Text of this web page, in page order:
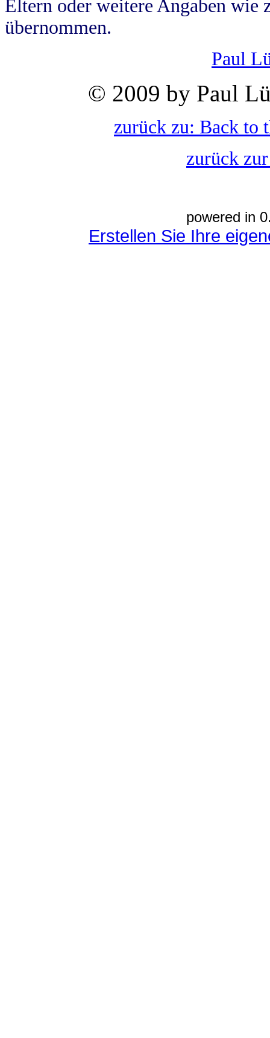
Eltern oder weitere Angaben wie
übernommen.
Paul
© 2009 by Paul
zurück zu: Back to
zurück
powered in
Erstellen Sie Ihre